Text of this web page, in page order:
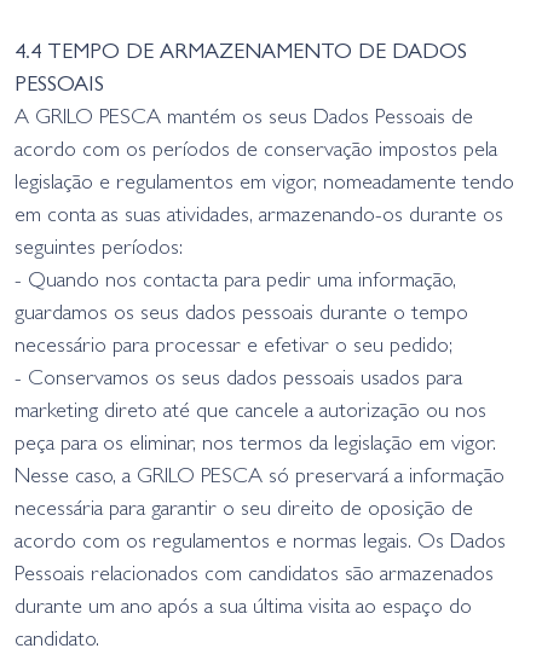
4.4 TEMPO DE ARMAZENAMENTO DE DADOS
PESSOAIS
A GRILO PESCA mantém os seus Dados Pessoais de
acordo com os períodos de conservação impostos pela
legislação e regulamentos em vigor, nomeadamente tendo
em conta as suas atividades, armazenando-os durante os
seguintes períodos:
- Quando nos contacta para pedir uma informação,
guardamos os seus dados pessoais durante o tempo
necessário para processar e efetivar o seu pedido;
- Conservamos os seus dados pessoais usados para
marketing direto até que cancele a autorização ou nos
peça para os eliminar, nos termos da legislação em vigor.
Nesse caso, a GRILO PESCA só preservará a informação
necessária para garantir o seu direito de oposição de
acordo com os regulamentos e normas legais. Os Dados
Pessoais relacionados com candidatos são armazenados
durante um ano após a sua última visita ao espaço do
candidato.